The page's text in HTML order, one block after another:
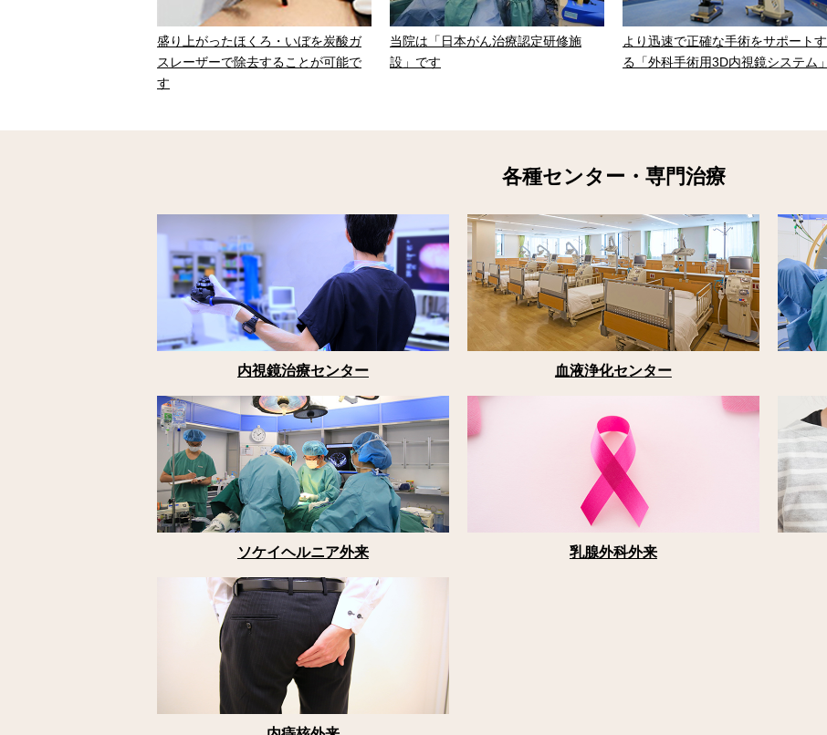
盛り上がったほくろ・いぼを炭酸ガ
スレーザーで除去することが可能で
す
当院は「日本がん治療認定研修施
設」です
より迅速で正確な手術をサポートす
る「外科手術用3D内視鏡システム」
各種センター・専門治療
内視鏡治療センター 血液浄化センター
ソケイヘルニア外来 乳腺外科外来